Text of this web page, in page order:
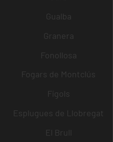
Gualba
Granera
Fonollosa
Fogars de Montclús
Fígols
Esplugues de Llobregat
El Brull